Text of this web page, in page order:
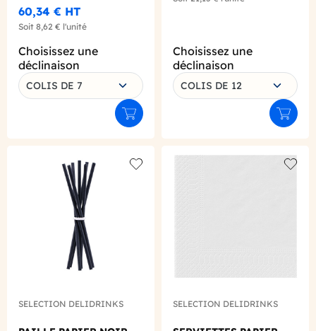
60,34 € HT
Soit 8,62 € l'unité
Choisissez une
déclinaison
COLIS DE 7
Ajouter au panier
Choisissez une
déclinaison
COLIS DE 12
SELECTION DELIDRINKS SELECTION DELIDRINKS